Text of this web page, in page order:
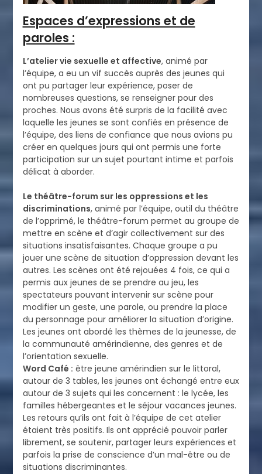
Espaces d’expressions et de
paroles :
L’atelier vie sexuelle et affective, animé par
l’équipe, a eu un vif succès auprès des jeunes qui
ont pu partager leur expérience, poser de
nombreuses questions, se renseigner pour des
proches. Nous avons été surpris de la facilité avec
laquelle les jeunes se sont confiés en présence de
l’équipe, des liens de confiance que nous avions pu
créer en quelques jours qui ont permis une forte
participation sur un sujet pourtant intime et parfois
délicat à aborder.
Le théâtre-forum sur les oppressions et les
discriminations, animé par l’équipe, outil du théâtre
de l’opprimé, le théâtre-forum permet au groupe de
mettre en scène et d’agir collectivement sur des
situations insatisfaisantes. Chaque groupe a pu
jouer une scène de situation d’oppression devant les
autres. Les scènes ont été rejouées 4 fois, ce qui a
permis aux jeunes de se prendre au jeu, les
spectateurs pouvant intervenir sur scène pour
modifier un geste, une parole, ou prendre la place
du personnage pour améliorer la situation d’origine.
Les jeunes ont abordé les thèmes de la jeunesse, de
la communauté amérindienne, des genres et de
l’orientation sexuelle.
Word Café : être jeune amérindien sur le littoral,
autour de 3 tables, les jeunes ont échangé entre eux
autour de 3 sujets qui les concernent : le lycée, les
familles hébergeantes et le séjour vacances jeunes.
Les retours qu’ils ont fait à l’équipe de cet atelier
étaient très positifs. Ils ont apprécié pouvoir parler
librement, se soutenir, partager leurs expériences et
parfois la prise de conscience d’un mal-être ou de
situations discriminantes.